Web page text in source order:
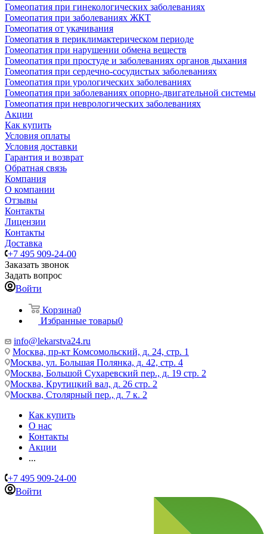
Гомеопатия при гинекологических заболеваниях
Гомеопатия при заболеваниях ЖКТ
Гомеопатия от укачивания
Гомеопатия в периклимактерическом периоде
Гомеопатия при нарушении обмена веществ
Гомеопатия при простуде и заболеваниях органов дыхания
Гомеопатия при сердечно-сосудистых заболеваниях
Гомеопатия при урологических заболеваниях
Гомеопатия при заболеваниях опорно-двигательной системы
Гомеопатия при неврологических заболеваниях
Акции
Как купить
Условия оплаты
Условия доставки
Гарантия и возврат
Обратная связь
Компания
О компании
Отзывы
Контакты
Лицензии
Контакты
Доставка
+7 495 909-24-00
Заказать звонок
Задать вопрос
Войти
Корзина0
Избранные товары0
info@lekarstva24.ru
Москва, пр-кт Комсомольский, д. 24, стр. 1
Москва, ул. Большая Полянка, д. 42, стр. 4
Москва, Большой Сухаревский пер., д. 19 стр. 2
Москва, Крутицкий вал, д. 26 стр. 2
Москва, Столярный пер., д. 7 к. 2
Как купить
О нас
Контакты
Акции
...
+7 495 909-24-00
Войти